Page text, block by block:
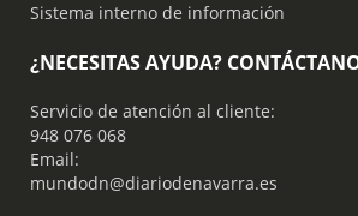
Sistema interno de información
¿NECESITAS AYUDA?
Servicio de atención al cliente:
948 076 068
Email:
mundodn@diariodenavarra.es